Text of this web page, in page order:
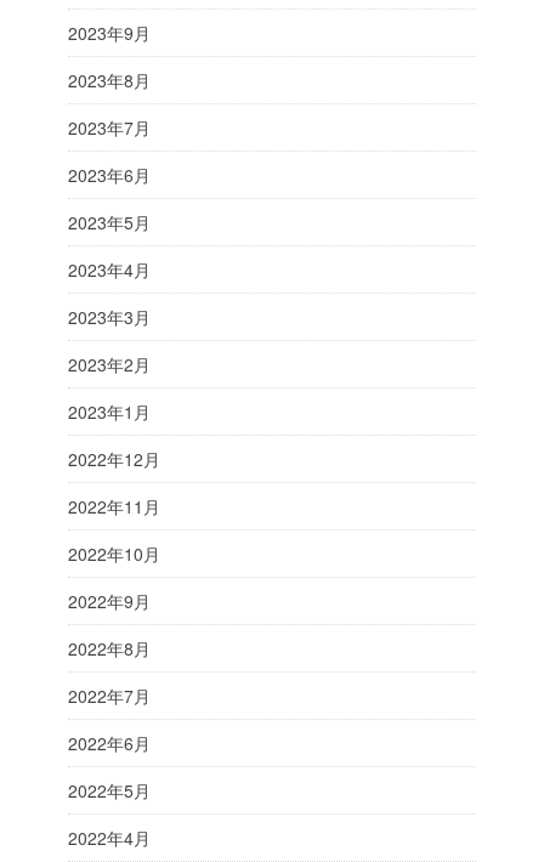
2023年9月
2023年8月
2023年7月
2023年6月
2023年5月
2023年4月
2023年3月
2023年2月
2023年1月
2022年12月
2022年11月
2022年10月
2022年9月
2022年8月
2022年7月
2022年6月
2022年5月
2022年4月